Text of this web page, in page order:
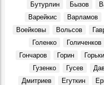
Места, 7 Августа 2023
Ульяновцы могут
клёна»
События, 7 Августа 2025
Как крестьянский сын
развивал земледелие
Бутурлин
Бызов
Варейкис
Варламов
Воейковы
Вольсов
Голенко
Голиченков
Гончаров
Горин
Гузенко
Гусев
Дмитриев
Егуткин